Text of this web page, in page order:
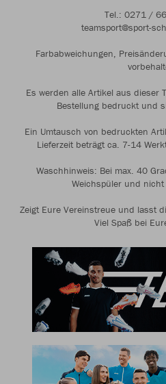
Tel.: 0271 /
teamsport@sport-
Farbabweichungen,
Es werden alle Artikel aus dieser
Bestellung bedruckt und
Ein Umtausch von bedruckten
Lieferzeit beträgt ca. 7-14
Waschhinweis: Bei max. 40
Weichspüler und
Zeigt Eure Vereinstreue und lasst
Viel Spaß bei